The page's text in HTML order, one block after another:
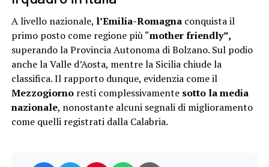
A livello nazionale, l’Emilia-Romagnaconquista il
primo posto come regione più “mother friendly”,
superando la Provincia Autonoma di Bolzano. Sul podio
anche la Valle d’Aosta, mentre la Sicilia chiude la
classifica. Il rapporto dunque, evidenzia come il
Mezzogiornoresti complessivamentesotto la media
nazionale, nonostante alcuni segnali di miglioramento
come quelli registrati dalla Calabria.